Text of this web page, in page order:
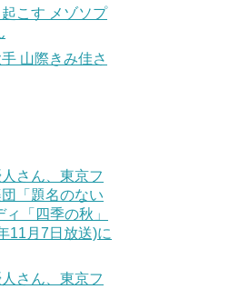
こす メゾソプ
山際きみ佳さ
さん、東京フ
「題名のない
「四季の秋」
11月7日放送)に
さん、東京フ